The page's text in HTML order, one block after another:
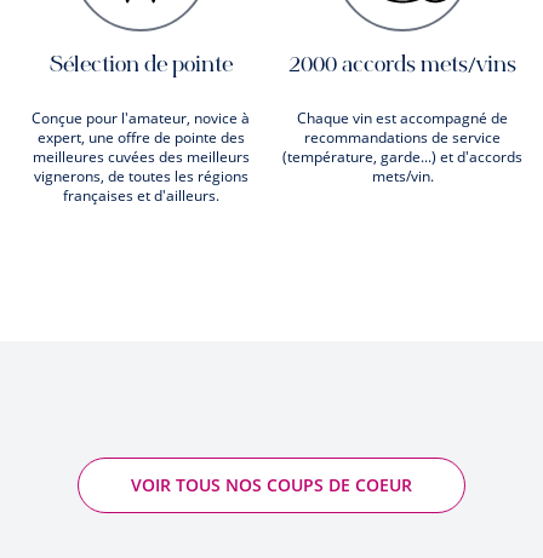
Sélection de pointe
Conçue pour l'amateur, novice à
expert, une offre de pointe des
meilleures cuvées des meilleurs
vignerons, de toutes les régions
françaises et d'ailleurs.
2000 accords mets/vins
Chaque vin est accompagné de
recommandations de service
(température, garde...) et d'accords
mets/vin.
VOIR TOUS NOS COUPS DE COEUR